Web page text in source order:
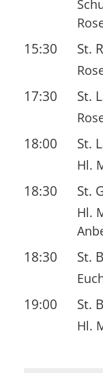
15:30 St.
17:30 St.
18:00 St.
Hl.
18:30 St.
Hl.
18:30 St.
19:00 St.
Hl.